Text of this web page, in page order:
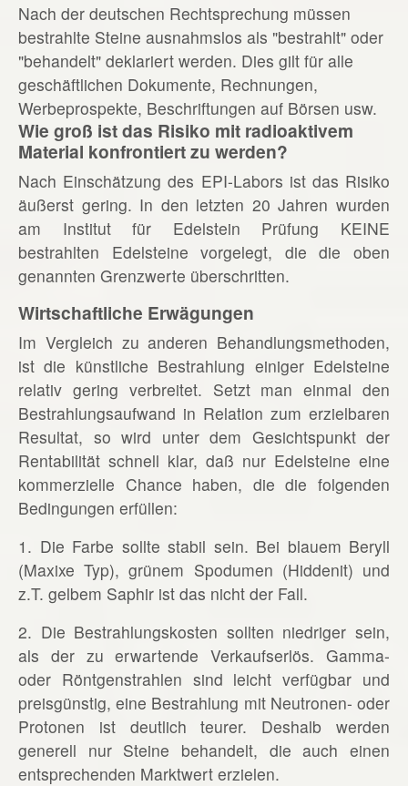
Nach der deutschen Rechtsprechung müssen
bestrahlte Steine ausnahmslos als "bestrahlt" oder
"behandelt" deklariert werden. Dies gilt für alle
geschäftlichen Dokumente, Rechnungen,
Werbeprospekte, Beschriftungen auf Börsen usw.
Wie groß ist das Risiko mit radioaktivem
Material konfrontiert zu werden?
Nach Einschätzung des EPI-Labors ist das Risiko
äußerst gering. In den letzten 20 Jahren wurden
am Institut für Edelstein Prüfung KEINE
bestrahlten Edelsteine vorgelegt, die die oben
genannten Grenzwerte überschritten.
Wirtschaftliche Erwägungen
Im Vergleich zu anderen Behandlungsmethoden,
ist die künstliche Bestrahlung einiger Edelsteine
relativ gering verbreitet. Setzt man einmal den
Bestrahlungsaufwand in Relation zum erzielbaren
Resultat, so wird unter dem Gesichtspunkt der
Rentabilität schnell klar, daß nur Edelsteine eine
kommerzielle Chance haben, die die folgenden
Bedingungen erfüllen:
1. Die Farbe sollte stabil sein. Bei blauem Beryll
(Maxixe Typ), grünem Spodumen (Hiddenit) und
z.T. gelbem Saphir ist das nicht der Fall.
2. Die Bestrahlungskosten sollten niedriger sein,
als der zu erwartende Verkaufserlös. Gamma-
oder Röntgenstrahlen sind leicht verfügbar und
preisgünstig, eine Bestrahlung mit Neutronen- oder
Protonen ist deutlich teurer. Deshalb werden
generell nur Steine behandelt, die auch einen
entsprechenden Marktwert erzielen.